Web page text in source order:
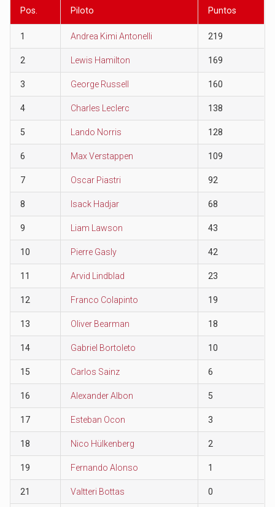
Pos. Piloto Puntos
1 Andrea Kimi Antonelli 219
2 Lewis Hamilton 169
3 George Russell 160
4 Charles Leclerc 138
5 Lando Norris 128
6 Max Verstappen 109
7 Oscar Piastri 92
8 Isack Hadjar 68
9 Liam Lawson 43
10 Pierre Gasly 42
11 Arvid Lindblad 23
12 Franco Colapinto 19
13 Oliver Bearman 18
14 Gabriel Bortoleto 10
15 Carlos Sainz 6
16 Alexander Albon 5
17 Esteban Ocon 3
18 Nico Hülkenberg 2
19 Fernando Alonso 1
21 Valtteri Bottas 0